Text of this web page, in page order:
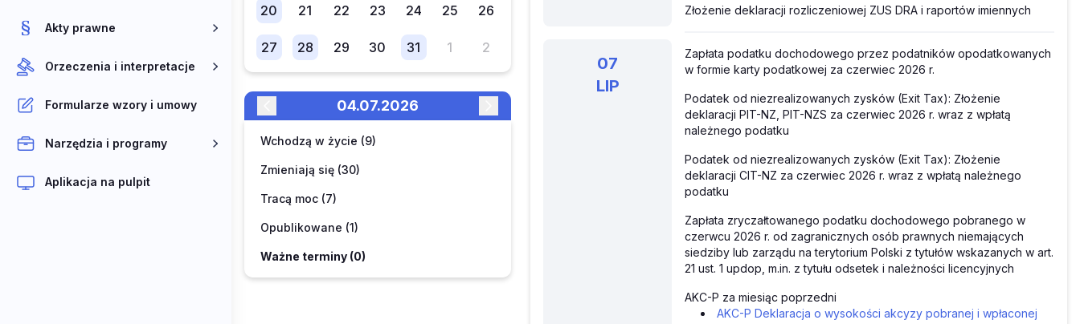
Akty prawne
Orzeczenia i interpretacje
Formularze wzory i umowy
Narzędzia i programy
Aplikacja na pulpit
20 21 22 23 24 25 26
27 28 29 30 31 1 2
04.07.2026
Wchodzą w życie (9)
Zmieniają się (30)
Tracą moc (7)
Opublikowane (1)
Ważne terminy (0)
Złożenie deklaracji rozliczeniowej ZUS DRA i raportów imiennych
07
LIP
Zapłata podatku dochodowego przez podatników opodatkowanych
w formie karty podatkowej za czerwiec 2026 r.
Podatek od niezrealizowanych zysków (Exit Tax): Złożenie
deklaracji PIT-NZ, PIT-NZS za czerwiec 2026 r. wraz z wpłatą
należnego podatku
Podatek od niezrealizowanych zysków (Exit Tax): Złożenie
deklaracji CIT-NZ za czerwiec 2026 r. wraz z wpłatą należnego
podatku
Zapłata zryczałtowanego podatku dochodowego pobranego w
czerwcu 2026 r. od zagranicznych osób prawnych niemających
siedziby lub zarządu na terytorium Polski z tytułów wskazanych w art.
21 ust. 1 updop, m.in. z tytułu odsetek i należności licencyjnych
AKC-P za miesiąc poprzedni
AKC-P Deklaracja o wysokości akcyzy pobranej i wpłaconej